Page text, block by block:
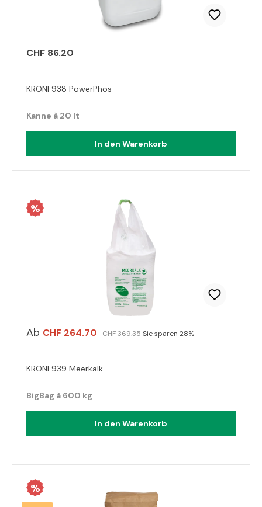
CHF 86.20
KRONI 938 PowerPhos
Kanne à 20 lt
In den Warenkorb
%
Ab CHF 264.70 CHF 369.35Sie sparen 28%
KRONI 939 Meerkalk
BigBag à 600 kg
In den Warenkorb
%